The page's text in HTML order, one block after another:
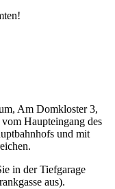
Am Domkloster 3,
Haupteingang des
und mit
in der Tiefgarage
aus).